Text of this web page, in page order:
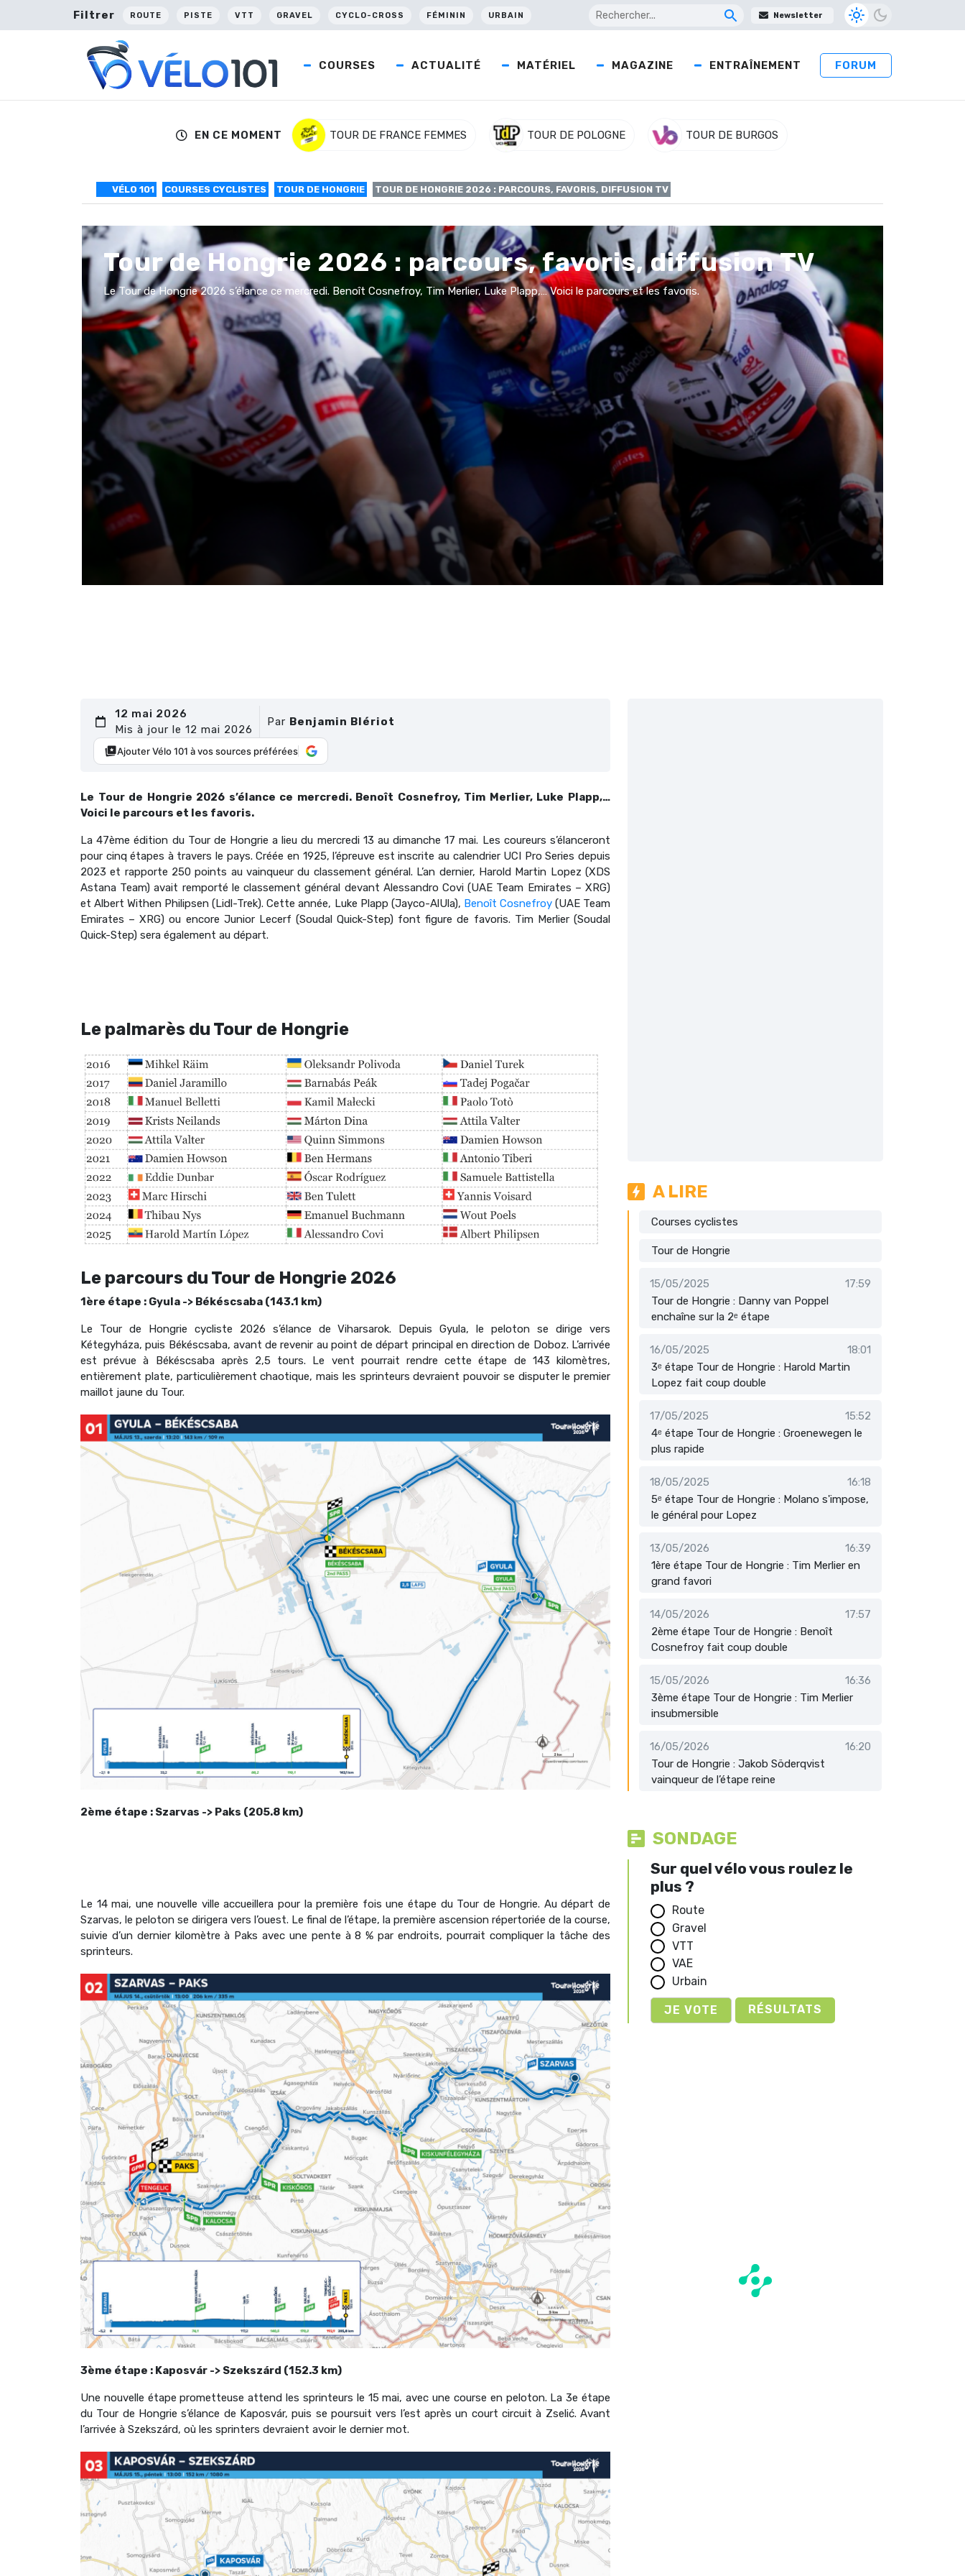
Filtrer ROUTE PISTE VTT GRAVEL CYCLO-CROSS FÉMININ URBAIN Newsletter
COURSES ACTUALITÉ MATÉRIEL MAGAZINE ENTRAÎNEMENT FORUM
EN CE MOMENT TOUR DE FRANCE FEMMES TOUR DE POLOGNE TOUR DE BURGOS
VÉLO 101 COURSES CYCLISTES TOUR DE HONGRIE TOUR DE HONGRIE 2026 : PARCOURS, FAVORIS, DIFFUSION TV
Tour de Hongrie 2026 : parcours, favoris, diffusion TV
Le Tour de Hongrie 2026 s’élance ce mercredi. Benoît Cosnefroy, Tim Merlier, Luke Plapp,… Voici le parcours et les favoris.
12 mai 2026
Mis à jour le 12 mai 2026
Par Benjamin Blériot
Ajouter Vélo 101 à vos sources préférées
Le Tour de Hongrie 2026 s’élance ce mercredi. Benoît Cosnefroy, Tim Merlier, Luke Plapp,…
Voici le parcours et les favoris.
La 47ème édition du Tour de Hongrie a lieu du mercredi 13 au dimanche 17 mai. Les coureurs s’élanceront
pour cinq étapes à travers le pays. Créée en 1925, l’épreuve est inscrite au calendrier UCI Pro Series depuis
2023 et rapporte 250 points au vainqueur du classement général. L’an dernier, Harold Martin Lopez (XDS
Astana Team) avait remporté le classement général devant Alessandro Covi (UAE Team Emirates – XRG)
et Albert Withen Philipsen (Lidl-Trek). Cette année, Luke Plapp (Jayco-AlUla), Benoît Cosnefroy(UAE Team
Emirates – XRG) ou encore Junior Lecerf (Soudal Quick-Step) font figure de favoris. Tim Merlier (Soudal
Quick-Step) sera également au départ.
Le palmarès du Tour de Hongrie
Le parcours du Tour de Hongrie 2026
1ère étape : Gyula -> Békéscsaba (143.1 km)
Le Tour de Hongrie cycliste 2026 s’élance de Viharsarok. Depuis Gyula, le peloton se dirige vers
Kétegyháza, puis Békéscsaba, avant de revenir au point de départ principal en direction de Doboz. L’arrivée
est prévue à Békéscsaba après 2,5 tours. Le vent pourrait rendre cette étape de 143 kilomètres,
entièrement plate, particulièrement chaotique, mais les sprinteurs devraient pouvoir se disputer le premier
maillot jaune du Tour.
2ème étape : Szarvas -> Paks (205.8 km)
Le 14 mai, une nouvelle ville accueillera pour la première fois une étape du Tour de Hongrie. Au départ de
Szarvas, le peloton se dirigera vers l’ouest. Le final de l’étape, la première ascension répertoriée de la course,
suivie d’un dernier kilomètre à Paks avec une pente à 8 % par endroits, pourrait compliquer la tâche des
sprinteurs.
3ème étape : Kaposvár -> Szekszárd (152.3 km)
Une nouvelle étape prometteuse attend les sprinteurs le 15 mai, avec une course en peloton. La 3e étape
du Tour de Hongrie s’élance de Kaposvár, puis se poursuit vers l’est après un court circuit à Zselić. Avant
l’arrivée à Szekszárd, où les sprinters devraient avoir le dernier mot.
A LIRE
Courses cyclistes
Tour de Hongrie
15/05/2025
17:59
Tour de Hongrie : Danny van Poppel
enchaîne sur la 2ᵉ étape
16/05/2025
18:01
3ᵉ étape Tour de Hongrie : Harold Martin
Lopez fait coup double
17/05/2025
15:52
4ᵉ étape Tour de Hongrie : Groenewegen le
plus rapide
18/05/2025
16:18
5ᵉ étape Tour de Hongrie : Molano s'impose,
le général pour Lopez
13/05/2026
16:39
1ère étape Tour de Hongrie : Tim Merlier en
grand favori
14/05/2026
17:57
2ème étape Tour de Hongrie : Benoît
Cosnefroy fait coup double
15/05/2026
16:36
3ème étape Tour de Hongrie : Tim Merlier
insubmersible
16/05/2026
16:20
Tour de Hongrie : Jakob Söderqvist
vainqueur de l’étape reine
SONDAGE
Sur quel vélo vous roulez le
plus ?
Route
Gravel
VTT
VAE
Urbain
RÉSULTATS